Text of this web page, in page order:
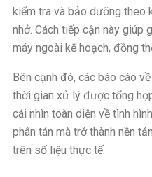
kiểm tra và bảo dưỡng theo
nhở. Cách tiếp cận này giúp
máy ngoài kế hoạch, đồng
Bên cạnh đó, các báo cáo
thời gian xử lý được tổng
cái nhìn toàn diện về tình
phân tán mà trở thành nền
trên số liệu thực tế.